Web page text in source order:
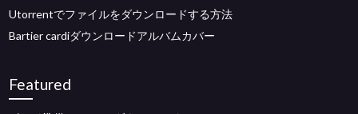
Utorrentでファイルをダウンロードする方法
Bartier cardiダウンロードアルバムカバー
Featured